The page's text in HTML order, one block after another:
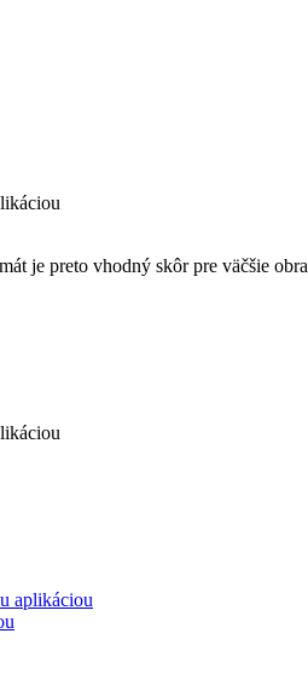
je preto vhodný skôr pre väčšie
aplikáciou